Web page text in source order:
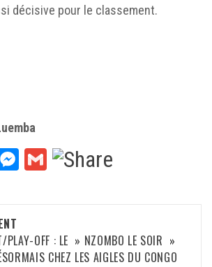
décisive pour le classement.
WhatsApp
Messenger
Gmail
PLAY-OFF : LE » NZOMBO LE SOIR »
CHEZ LES AIGLES DU CONGO